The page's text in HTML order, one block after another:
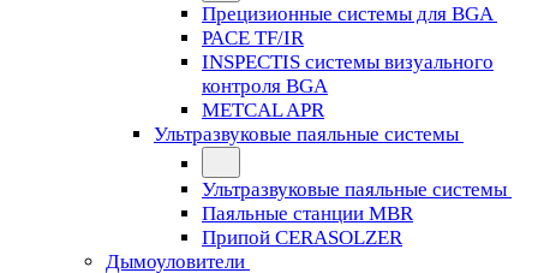
Прецизионные системы для BGA
PACE TF/IR
INSPECTIS системы визуального
контроля BGA
METCAL APR
Ультразвуковые паяльные системы
Ультразвуковые паяльные системы
Паяльные станции MBR
Припой CERASOLZER
Дымоуловители